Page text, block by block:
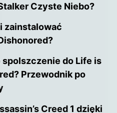
Czyste Niebo?
zainstalować
spolszczenie do Life is
Przewodnik po
Creed 1 dzięki